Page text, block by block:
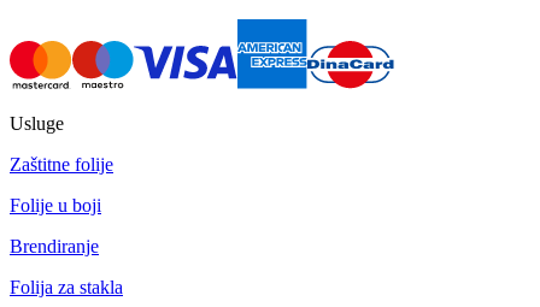
Usluge
Zaštitne folije
Folije u boji
Brendiranje
Folija za stakla